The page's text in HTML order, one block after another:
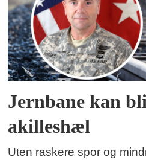
Jernbane kan
akilleshæl
Uten raskere spor og